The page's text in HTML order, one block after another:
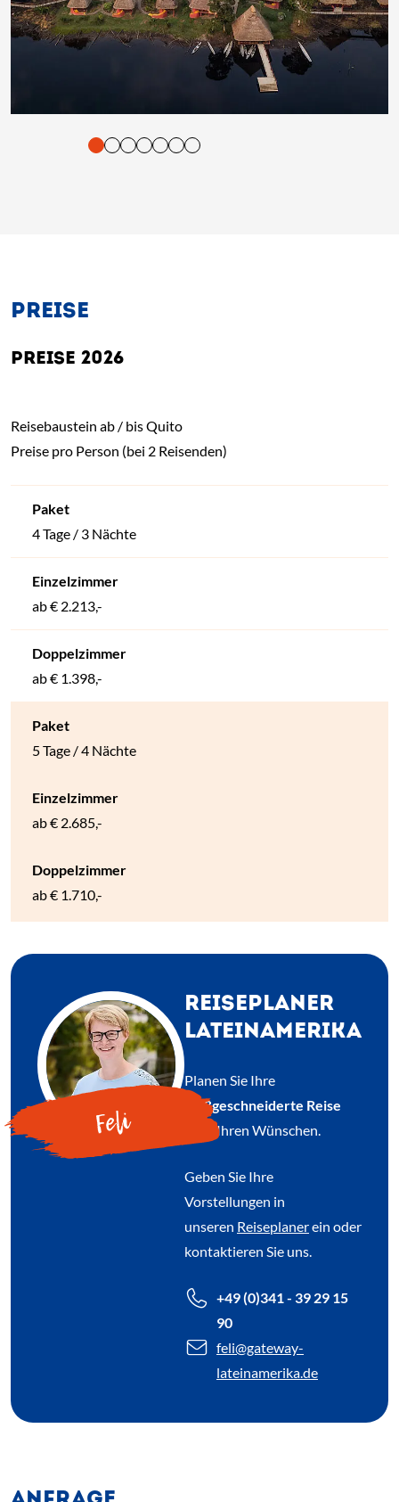
und Vorlesen der Inhalte mit Leertaste oder Tabulator-
PREISE
PREISE 2026
Reisebaustein ab / bis Quito
Preise pro Person (bei 2 Reisenden)
4 Tage / 3 Nächte
ab€ 2.213,-
ab€ 1.398,-
5 Tage / 4 Nächte
ab€ 2.685,-
ab€ 1.710,-
Feli
REISEPLANER
LATEINAMERIKA
Planen Sie Ihre
maßgeschneiderte Reise
nach Ihren Wünschen.
Geben Sie Ihre
Vorstellungen in
unseren Reiseplanerein oder
kontaktieren Sie uns.
+49 (0)341 - 39 29 15
90
feli@gateway-
lateinamerika.de